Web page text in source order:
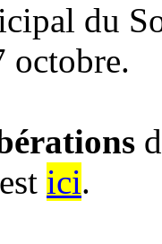
du
octobre.
ici.